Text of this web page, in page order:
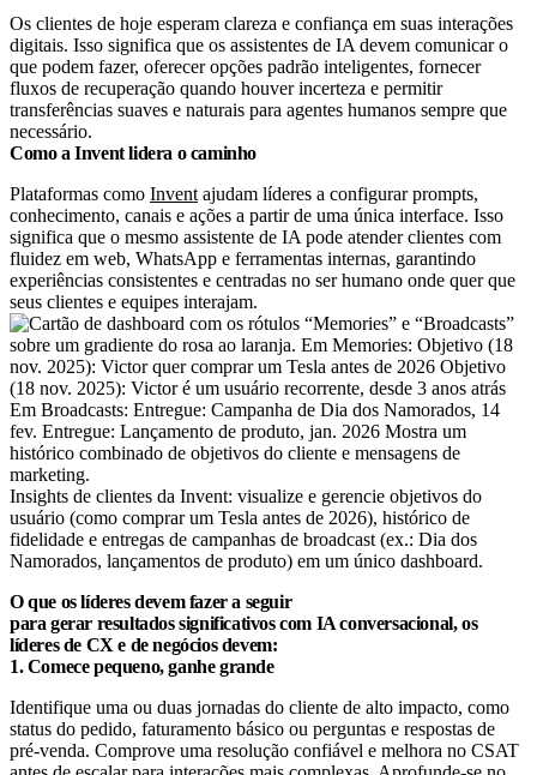
Os clientes de hoje esperam clareza e confiança em suas interações
digitais. Isso significa que os assistentes de IA devem comunicar o
que podem fazer, oferecer opções padrão inteligentes, fornecer
fluxos de recuperação quando houver incerteza e permitir
transferências suaves e naturais para agentes humanos sempre que
necessário.
Como a Invent lidera o caminho
Plataformas como Invent ajudam líderes a configurar prompts,
conhecimento, canais e ações a partir de uma única interface. Isso
significa que o mesmo assistente de IA pode atender clientes com
fluidez em web, WhatsApp e ferramentas internas, garantindo
experiências consistentes e centradas no ser humano onde quer que
seus clientes e equipes interajam.
Insights de clientes da Invent: visualize e gerencie objetivos do
usuário (como comprar um Tesla antes de 2026), histórico de
fidelidade e entregas de campanhas de broadcast (ex.: Dia dos
Namorados, lançamentos de produto) em um único dashboard.
O que os líderes devem fazer a seguir
para gerar resultados significativos com IA conversacional, os
líderes de CX e de negócios devem:
1. Comece pequeno, ganhe grande
Identifique uma ou duas jornadas do cliente de alto impacto, como
status do pedido, faturamento básico ou perguntas e respostas de
pré-venda. Comprove uma resolução confiável e melhora no CSAT